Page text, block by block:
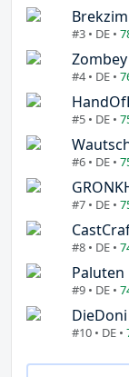
Brekzim
#3 • DE •
Zombey
#4 • DE •
#5 • DE •
#6 • DE •
#7 • DE •
#8 • DE •
Paluten
#9 • DE •
DieDoni
#10 • DE •